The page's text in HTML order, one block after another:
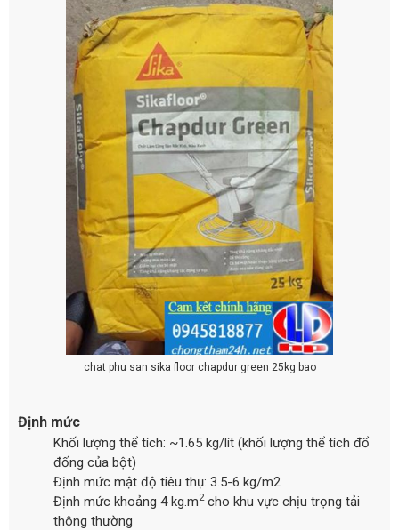
chat phu san sika floor chapdur green 25kg bao
Định mức
Khối lượng thể tích: ~1.65 kg/lít (khối lượng thể tích đổ
đống của bột)
Định mức mật độ tiêu thụ: 3.5-6 kg/m2
Định mức khoảng 4 kg.m2cho khu vực chịu trọng tải
thông thường